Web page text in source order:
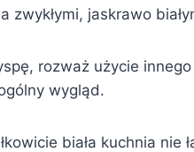
zwykłymi, jaskrawo
rozważ użycie
wygląd.
biała kuchnia nie